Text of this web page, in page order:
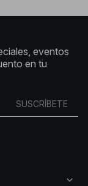
eventos
en tu
SUSCRÍBETE